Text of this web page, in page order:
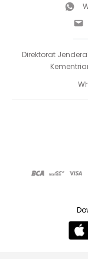
Direktorat